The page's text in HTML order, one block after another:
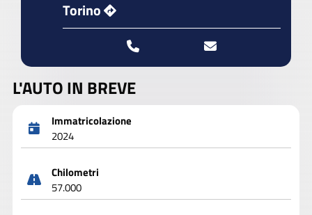
Torino
L'AUTO IN BREVE
Immatricolazione
2024
Chilometri
57.000